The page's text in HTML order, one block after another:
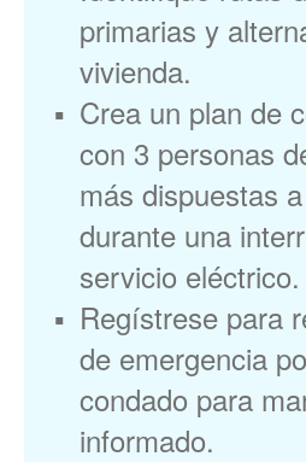
primarias y
vivienda.
Crea un plan de
con 3 personas
más dispuestas
durante una
servicio eléctrico.
Regístrese para
de emergencia
condado para
informado.